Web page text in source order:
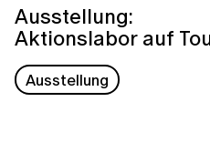
Ausstellung:
Aktionslabor auf
Ausstellung